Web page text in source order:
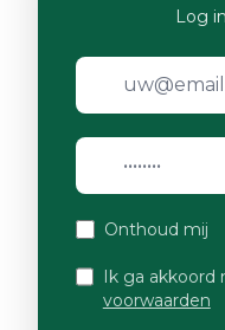
Log
Onthoud mij
Ik ga akkoord
voorwaarden